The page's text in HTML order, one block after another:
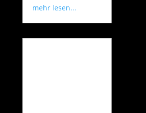
mehr lesen...